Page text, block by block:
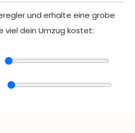
und erhalte eine grobe
viel dein Umzug kostet: